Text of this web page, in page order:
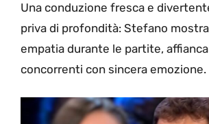
Una conduzione fresca e
priva di profondità: Stefano
empatia durante le partite,
concorrenti con sincera emozione.